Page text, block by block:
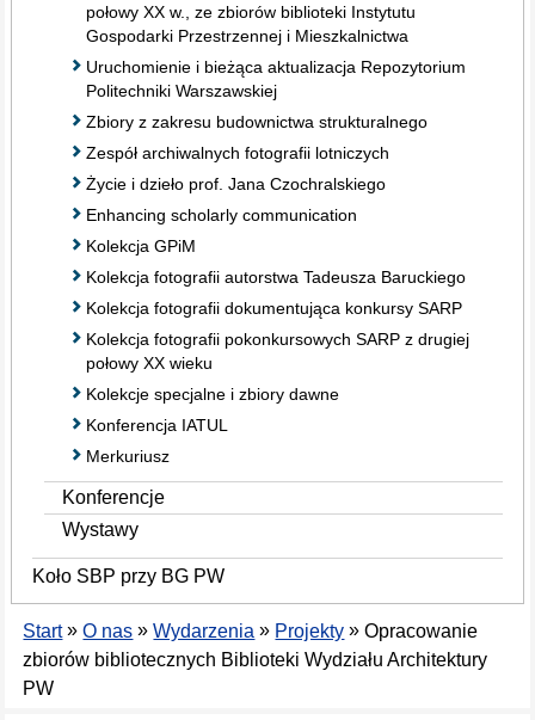
połowy XX w., ze zbiorów biblioteki Instytutu
Gospodarki Przestrzennej i Mieszkalnictwa
Uruchomienie i bieżąca aktualizacja Repozytorium
Politechniki Warszawskiej
Zbiory z zakresu budownictwa strukturalnego
Zespół archiwalnych fotografii lotniczych
Życie i dzieło prof. Jana Czochralskiego
Enhancing scholarly communication
Kolekcja GPiM
Kolekcja fotografii autorstwa Tadeusza Baruckiego
Kolekcja fotografii dokumentująca konkursy SARP
Kolekcja fotografii pokonkursowych SARP z drugiej
połowy XX wieku
Kolekcje specjalne i zbiory dawne
Konferencja IATUL
Merkuriusz
Konferencje
Wystawy
Koło SBP przy BG PW
Start»O nas »Wydarzenia » Projekty »Opracowanie
zbiorów bibliotecznych Biblioteki Wydziału Architektury
PW